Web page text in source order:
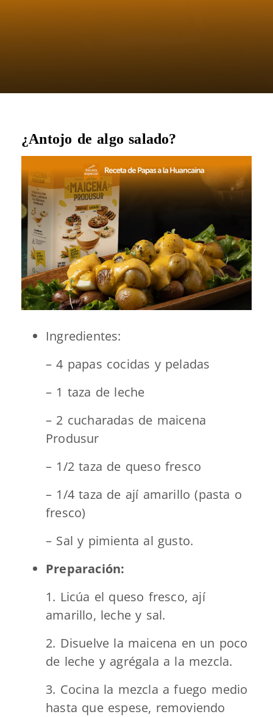
¿Antojo de algo salado?
Ingredientes:
– 4 papas cocidas y peladas
– 1 taza de leche
– 2 cucharadas de maicena
Produsur
– 1/2 taza de queso fresco
– 1/4 taza de ají amarillo (pasta o
fresco)
– Sal y pimienta al gusto.
Preparación:
1. Licúa el queso fresco, ají
amarillo, leche y sal.
2. Disuelve la maicena en un poco
de leche y agrégala a la mezcla.
3. Cocina la mezcla a fuego medio
hasta que espese, removiendo